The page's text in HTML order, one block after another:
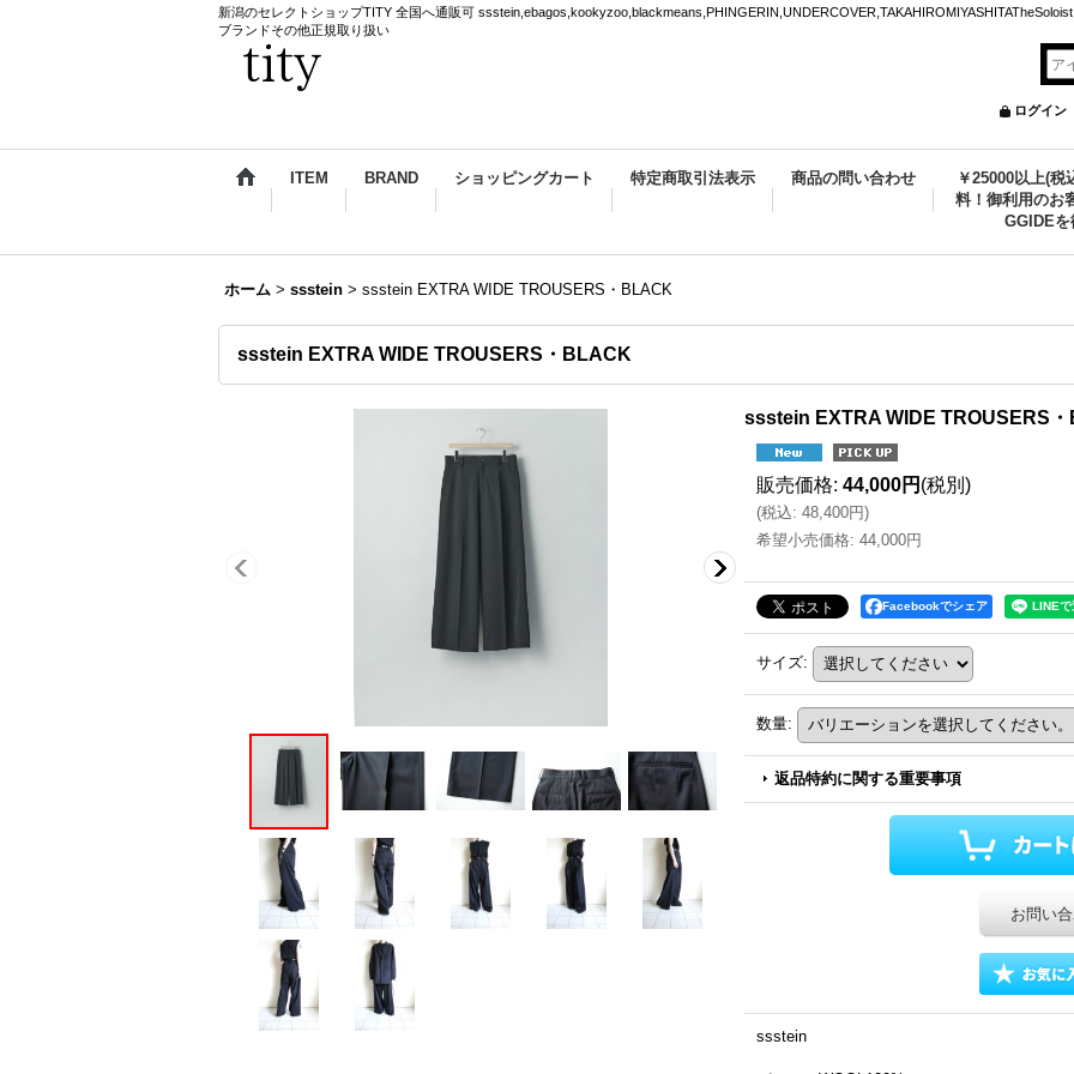
新潟のセレクトショップTITY 全国へ通販可
ブランドその他正規取り扱い
ログイン
ITEM BRAND ショッピングカート 特定商取引法表示 商品の問い合わせ
￥25000以上(税
料！御利用のお
GGIDE
ホーム > ssstein > ssstein EXTRA WIDE TROUSERS・BLACK
ssstein EXTRA WIDE TROUSERS・BLACK
ssstein EXTRA WIDE TROUSERS
販売価格: 44,000円 (税別)
(税込: 48,400円)
希望小売価格: 44,000円
Facebookでシェア
サイズ:
数量:
返品特約に関する重要事項
お問い
ssstein